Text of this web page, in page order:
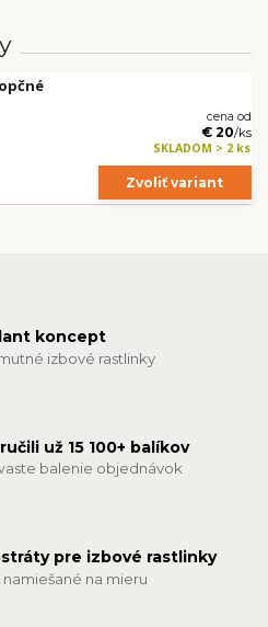
cena od
€ 20/ks
SKLADOM > 2 ks
Zvoliť variant
koncept
izbové rastlinky
už 15 100+ balíkov
balenie objednávok
pre izbové rastlinky
na mieru